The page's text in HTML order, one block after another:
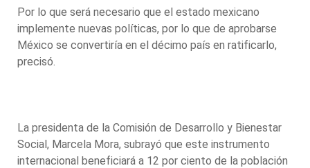
Por lo que será necesario que el estado mexicano
implemente nuevas políticas, por lo que de aprobarse
México se convertiría en el décimo país en ratificarlo,
precisó.
La presidenta de la Comisión de Desarrollo y Bienestar
Social, Marcela Mora, subrayó que este instrumento
internacional beneficiará a 12 por ciento de la población